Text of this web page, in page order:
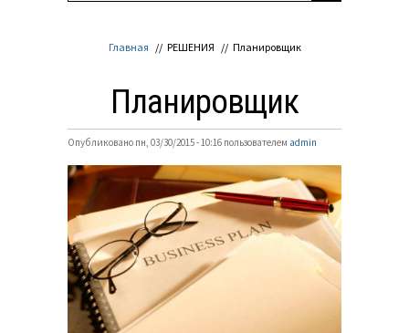
Главная // РЕШЕНИЯ // Планировщик
Планировщик
Опубликовано пн, 03/30/2015 - 10:16 пользователем admin